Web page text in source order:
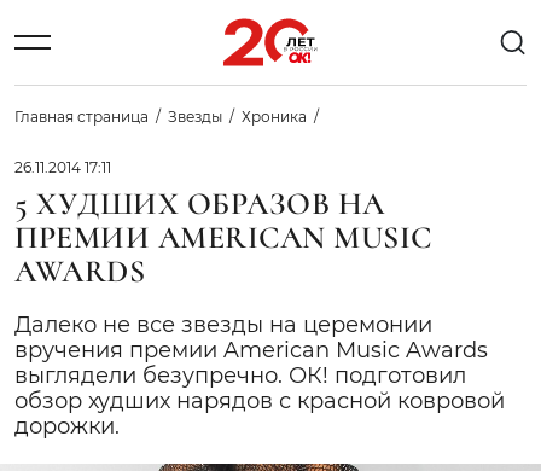
Главная страница Звезды Хроника
26.11.2014 17:11
5 ХУДШИХ ОБРАЗОВ НА
ПРЕМИИ AMERICAN MUSIC
AWARDS
Далеко не все звезды на церемонии
вручения премии American Music Awards
выглядели безупречно. ОК! подготовил
обзор худших нарядов с красной ковровой
дорожки.